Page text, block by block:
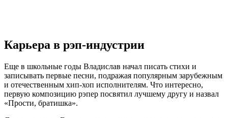
Карьера в рэп-индустрии
Еще в школьные годы Владислав начал писать стихи и
записывать первые песни, подражая популярным зарубежным
и отечественным хип-хоп исполнителям. Что интересно,
первую композицию рэпер посвятил лучшему другу и назвал
«Прости, братишка».